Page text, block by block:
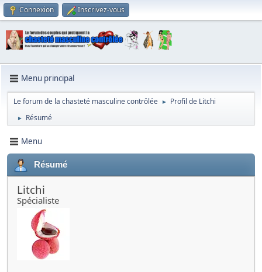
Connexion Inscrivez-vous
Menu principal
Le forum de la chasteté masculine contrôlée ► Profil de Litchi
► Résumé
Menu
Résumé
Litchi
Spécialiste